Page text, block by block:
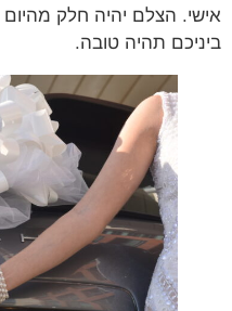
הצלם יהיה חלק מהיום
תהיה טובה.